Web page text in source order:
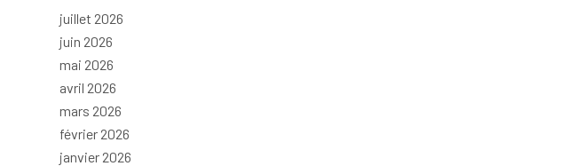
juillet 2026
juin 2026
mai 2026
avril 2026
mars 2026
février 2026
janvier 2026